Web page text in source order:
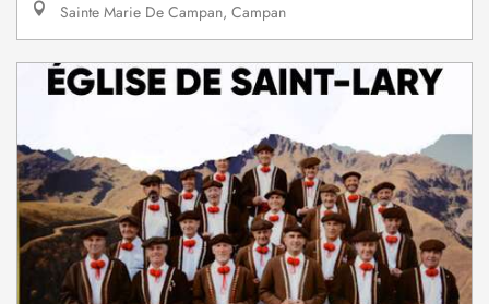
Sainte Marie De Campan, Campan